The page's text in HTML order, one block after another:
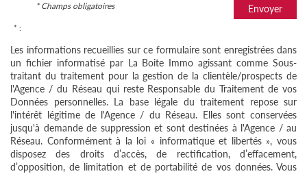
Envoyer
* Champs obligatoires
* :
Les informations recueillies sur ce formulaire sont enregistrées dans
un fichier informatisé par La Boite Immo agissant comme Sous-
traitant du traitement pour la gestion de la clientèle/prospects de
l'Agence / du Réseau qui reste Responsable du Traitement de vos
Données personnelles. La base légale du traitement repose sur
l'intérêt légitime de l'Agence / du Réseau. Elles sont conservées
jusqu'à demande de suppression et sont destinées à l'Agence / au
Réseau. Conformément à la loi « informatique et libertés », vous
disposez des droits d’accès, de rectification, d’effacement,
d’opposition, de limitation et de portabilité de vos données. Vous